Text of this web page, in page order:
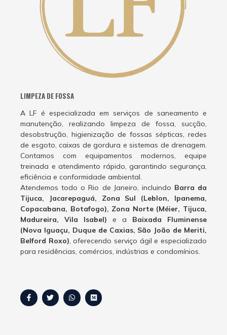
LIMPEZA DE FOSSA
A LF é especializada em serviços de saneamento e
manutenção, realizando limpeza de fossa, sucção,
desobstrução, higienização de fossas sépticas, redes
de esgoto, caixas de gordura e sistemas de drenagem.
Contamos com equipamentos modernos, equipe
treinada e atendimento rápido, garantindo segurança,
eficiência e conformidade ambiental.
Atendemos todo o Rio de Janeiro, incluindo Barra da
Tijuca, Jacarepaguá, Zona Sul (Leblon, Ipanema,
Copacabana, Botafogo), Zona Norte (Méier, Tijuca,
Madureira, Vila Isabel) e a Baixada Fluminense
(Nova Iguaçu, Duque de Caxias, São João de Meriti,
Belford Roxo), oferecendo serviço ágil e especializado
para residências, comércios, indústrias e condomínios.